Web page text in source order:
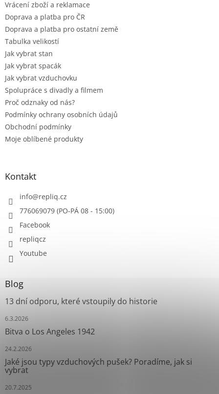
Vrácení zboží a reklamace
Doprava a platba pro ČR
Doprava a platba pro ostatní země
Tabulka velikostí
Jak vybrat stan
Jak vybrat spacák
Jak vybrat vzduchovku
Spolupráce s divadly a filmem
Proč odznaky od nás?
Podmínky ochrany osobních údajů
Obchodní podmínky
Moje oblíbené produkty
Kontakt
info@repliq.cz
776069079 (PO-PÁ 08 - 15:00)
Facebook
repliqcz
Youtube
Blog
13 dní odporu, které vstoupily do historie
6.3.2026
Bitva o Los Angeles 1942
24.2.2026
Jaké jsou typy vzduchových pušek? Poradíme, jak si
vybrat
20.7.2025